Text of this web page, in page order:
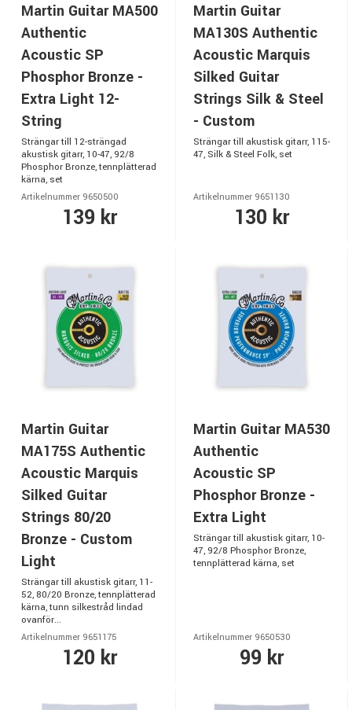
Martin Guitar MA500
Authentic
Acoustic SP
Phosphor Bronze -
Extra Light 12-
String
Strängar till 12-strängad
akustisk gitarr, 10-47, 92/8
Phosphor Bronze, tennplätterad
kärna, set
Artikelnummer 9650500
139 kr
Martin Guitar
MA130S Authentic
Acoustic Marquis
Silked Guitar
Strings Silk & Steel
- Custom
Strängar till akustisk gitarr, 115-
47, Silk & Steel Folk, set
Artikelnummer 9651130
130 kr
Martin Guitar
MA175S Authentic
Acoustic Marquis
Silked Guitar
Strings 80/20
Bronze - Custom
Light
Strängar till akustisk gitarr, 11-
52, 80/20 Bronze, tennplätterad
kärna, tunn silkestråd lindad
ovanför...
Artikelnummer 9651175
120 kr
Martin Guitar MA530
Authentic
Acoustic SP
Phosphor Bronze -
Extra Light
Strängar till akustisk gitarr, 10-
47, 92/8 Phosphor Bronze,
tennplätterad kärna, set
Artikelnummer 9650530
99 kr